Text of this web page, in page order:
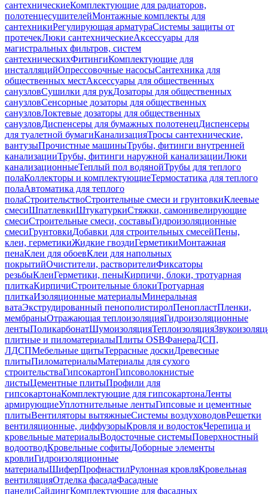
сантехническиеКомплектующие для радиаторов,
полотенцесушителейМонтажные комплекты для
сантехникиРегулирующая арматураСистемы защиты от
протечекЛюки сантехническиеАксессуары для
магистральных фильтров, систем
сантехническихФитингиКомплектующие для
инсталляцийОпрессовочные насосыСантехника для
общественных местАксессуары для общественных
санузловСушилки для рукДозаторы для общественных
санузловСенсорные дозаторы для общественных
санузловЛоктевые дозаторы для общественных
санузловДиспенсеры для бумажных полотенецДиспенсеры
для туалетной бумагиКанализацияТросы сантехнические,
вантузыПрочистные машиныТрубы, фитинги внутренней
канализацииТрубы, фитинги наружной канализацииЛюки
канализационныеТеплый пол водянойТрубы для теплого
полаКоллекторы и комплектующиеТермостатика для теплого
полаАвтоматика для теплого
полаСтроительствоСтроительные смеси и грунтовкиКлеевые
смесиШпатлевкиШтукатуркиСтяжки, самонивелирующие
смесиСтроительные смеси, составыГидроизоляционные
смесиГрунтовкиДобавки для строительных смесейПены,
клеи, герметикиЖидкие гвоздиГерметикиМонтажная
пенаКлеи для обоевКлеи для напольных
покрытийОчистители, растворителиФиксаторы
резьбыКлеиГерметики, пеныКирпичи, блоки, тротуарная
плиткаКирпичиСтроительные блокиТротуарная
плиткаИзоляционные материалыМинеральная
ватаЭкструдированный пенополистиролПенопластПленки,
мембраныОтражающая теплоизоляцияГидроизоляционные
лентыПоликарбонатШумоизоляцияТеплоизоляция
плитные и пиломатериалыПлиты OSBФанераДСП,
ЛДСПМебельные щитыТеррасные доскиДревесные
плитыПиломатериалыМатериалы для сухого
строительстваГипсокартонГипсоволокнистые
листыЦементные плитыПрофили для
гипсокартонаКомплектующие для гипсокартонаЛенты
армирующиеУплотнительные лентыГипсовые и цементные
плитыВентиляторы вытяжныеСистемы воздуховодовРешетки
вентиляционные, диффузорыКровля и водостокЧерепица и
кровельные материалыВодосточные системыПоверхностный
водоотводКровельные софитыДоборные элементы
кровлиГидроизоляционные
материалыШиферПрофнастилРулонная кровляКровельная
вентиляцияОтделка фасадаФасадные
панелиСайдингКомплектующие для фасадных